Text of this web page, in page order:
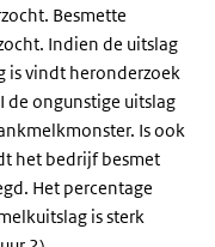
Besmette
Indien de uitslag
is vindt heronderzoek
de ongunstige uitslag
Is ook
het bedrijf besmet
Het percentage
is sterk